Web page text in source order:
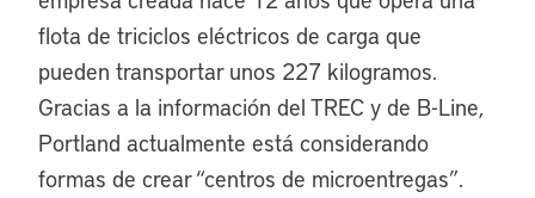
flota de triciclos eléctricos de carga que
pueden transportar unos 227 kilogramos.
Gracias a la información del TREC y de B-Line,
Portland actualmente está considerando
formas de crear “centros de microentregas”.